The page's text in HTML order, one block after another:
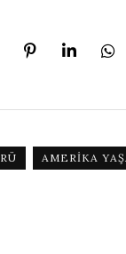
AMERIKA